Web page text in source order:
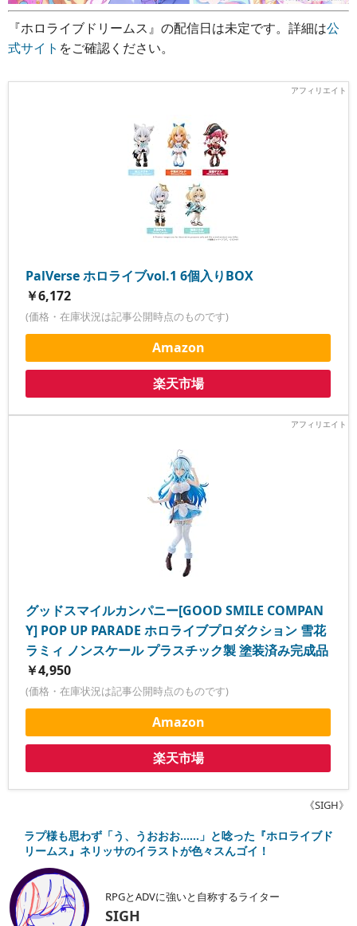
『ホロライブドリームス』の配信日は未定です。詳細は公
式サイト をご確認ください。
PalVerse ホロライブvol.1 6個入りBOX
￥6,172
(価格・在庫状況は記事公開時点のものです)
Amazon
楽天市場
グッドスマイルカンパニー[GOOD SMILE COMPAN
Y] POP UP PARADE ホロライブプロダクション 雪花
ラミィ ノンスケール プラスチック製 塗装済み完成品
￥4,950
(価格・在庫状況は記事公開時点のものです)
Amazon
楽天市場
《SIGH》
ラプ様も思わず「う、うおおお……」と唸った『ホロライブド
リームス』ネリッサのイラストが色々スんゴイ！
RPGとADVに強いと自称するライター
SIGH